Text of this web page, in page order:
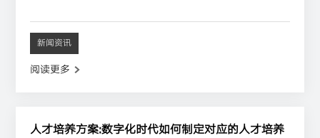
新闻资讯
阅读更多
人才培养方案:数字化时代如何制定对应的人才培养